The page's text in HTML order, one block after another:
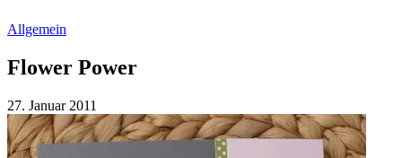
Allgemein
Flower Power
27. Januar 2011